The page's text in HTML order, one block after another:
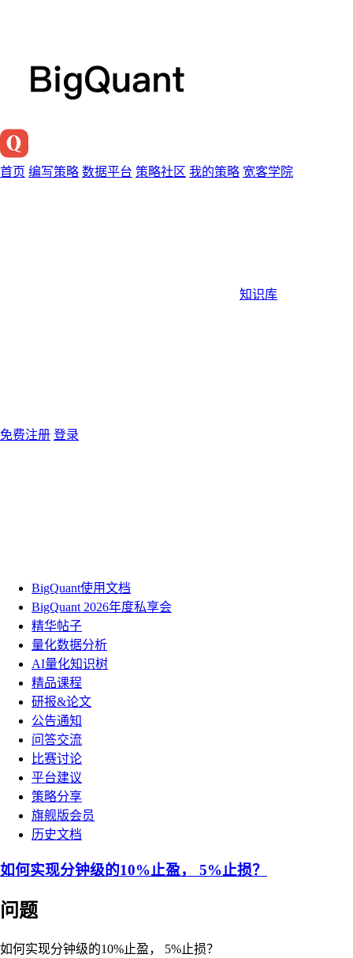
首页 编写策略 数据平台 策略社区 我的策略 宽客学院
知识库
免费注册 登录
BigQuant使用文档
BigQuant 2026年度私享会
精华帖子
量化数据分析
AI量化知识树
精品课程
研报&论文
公告通知
问答交流
比赛讨论
平台建议
策略分享
旗舰版会员
历史文档
如何实现分钟级的10%止盈， 5%止损？
问题
如何实现分钟级的10%止盈， 5%止损？